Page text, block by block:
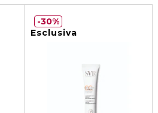
Esclusiva
30%